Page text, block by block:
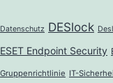
Datenschutz DESlock
ESET Endpoint Security
Gruppenrichtlinie IT-